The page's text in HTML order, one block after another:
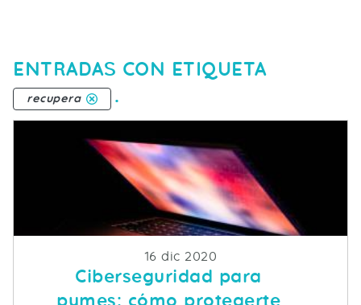
ENTRADAS CON ETIQUETA
recupera .
Fecha de publicacion
16 dic 2020
Ciberseguridad para